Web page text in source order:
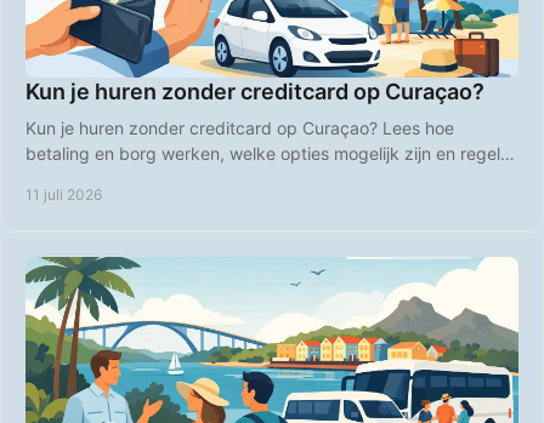
Kun je huren zonder creditcard op Curaçao?
Kun je huren zonder creditcard op Curaçao? Lees hoe
betaling en borg werken, welke opties mogelijk zijn en regel je
11 juli 2026